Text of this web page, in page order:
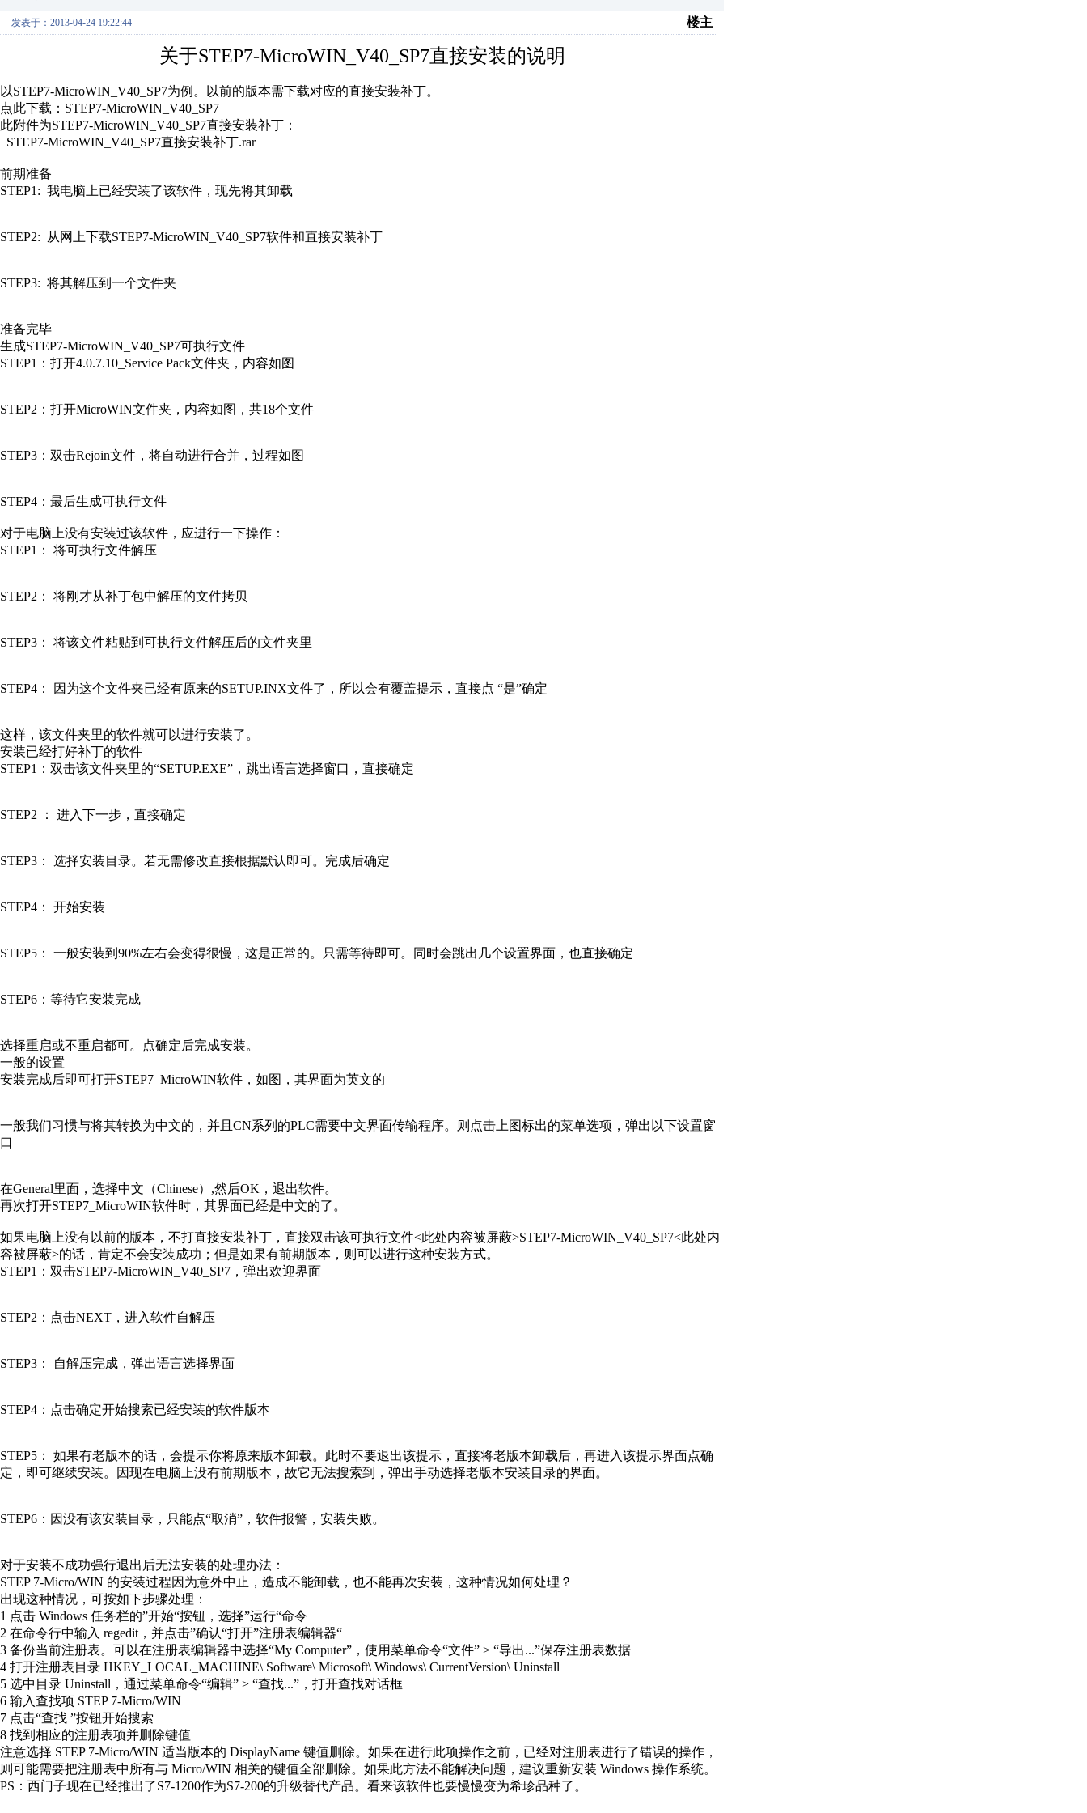
发表于：2013-04-24 19:22:44 楼主
关于STEP7-MicroWIN_V40_SP7直接安装的说明
以STEP7-MicroWIN_V40_SP7为例。以前的版本需下载对应的直接安装补丁。
点此下载：STEP7-MicroWIN_V40_SP7
此附件为STEP7-MicroWIN_V40_SP7直接安装补丁：
STEP7-MicroWIN_V40_SP7直接安装补丁.rar
前期准备
STEP1: 我电脑上已经安装了该软件，现先将其卸载
STEP2: 从网上下载STEP7-MicroWIN_V40_SP7软件和直接安装补丁
STEP3: 将其解压到一个文件夹
准备完毕
生成STEP7-MicroWIN_V40_SP7可执行文件
STEP1：打开4.0.7.10_Service Pack文件夹，内容如图
STEP2：打开MicroWIN文件夹，内容如图，共18个文件
STEP3：双击Rejoin文件，将自动进行合并，过程如图
STEP4：最后生成可执行文件
对于电脑上没有安装过该软件，应进行一下操作：
STEP1： 将可执行文件解压
STEP2： 将刚才从补丁包中解压的文件拷贝
STEP3： 将该文件粘贴到可执行文件解压后的文件夹里
STEP4： 因为这个文件夹已经有原来的SETUP.INX文件了，所以会有覆盖提示，直接点 “是”确定
这样，该文件夹里的软件就可以进行安装了。
安装已经打好补丁的软件
STEP1：双击该文件夹里的“SETUP.EXE”，跳出语言选择窗口，直接确定
STEP2 ： 进入下一步，直接确定
STEP3： 选择安装目录。若无需修改直接根据默认即可。完成后确定
STEP4： 开始安装
STEP5： 一般安装到90%左右会变得很慢，这是正常的。只需等待即可。同时会跳出几个设置界面，也直接确定
STEP6：等待它安装完成
选择重启或不重启都可。点确定后完成安装。
一般的设置
安装完成后即可打开STEP7_MicroWIN软件，如图，其界面为英文的
一般我们习惯与将其转换为中文的，并且CN系列的PLC需要中文界面传输程序。则点击上图标出的菜单选项，弹出以下设置窗
口
在General里面，选择中文（Chinese）,然后OK，退出软件。
再次打开STEP7_MicroWIN软件时，其界面已经是中文的了。
如果电脑上没有以前的版本，不打直接安装补丁，直接双击该可执行文件<此处内容被屏蔽>STEP7-MicroWIN_V40_SP7<此处内
容被屏蔽>的话，肯定不会安装成功；但是如果有前期版本，则可以进行这种安装方式。
STEP1：双击STEP7-MicroWIN_V40_SP7，弹出欢迎界面
STEP2：点击NEXT，进入软件自解压
STEP3： 自解压完成，弹出语言选择界面
STEP4：点击确定开始搜索已经安装的软件版本
STEP5： 如果有老版本的话，会提示你将原来版本卸载。此时不要退出该提示，直接将老版本卸载后，再进入该提示界面点确
定，即可继续安装。因现在电脑上没有前期版本，故它无法搜索到，弹出手动选择老版本安装目录的界面。
STEP6：因没有该安装目录，只能点“取消”，软件报警，安装失败。
对于安装不成功强行退出后无法安装的处理办法：
STEP 7-Micro/WIN 的安装过程因为意外中止，造成不能卸载，也不能再次安装，这种情况如何处理？
出现这种情况，可按如下步骤处理：
1 点击 Windows 任务栏的”开始“按钮，选择”运行“命令
2 在命令行中输入 regedit，并点击”确认“打开”注册表编辑器“
3 备份当前注册表。可以在注册表编辑器中选择“My Computer”，使用菜单命令“文件” > “导出...”保存注册表数据
4 打开注册表目录 HKEY_LOCAL_MACHINE\ Software\ Microsoft\ Windows\ CurrentVersion\ Uninstall
5 选中目录 Uninstall，通过菜单命令“编辑” > “查找...”，打开查找对话框
6 输入查找项 STEP 7-Micro/WIN
7 点击“查找 ”按钮开始搜索
8 找到相应的注册表项并删除键值
注意选择 STEP 7-Micro/WIN 适当版本的 DisplayName 键值删除。如果在进行此项操作之前，已经对注册表进行了错误的操作，
则可能需要把注册表中所有与 Micro/WIN 相关的键值全部删除。如果此方法不能解决问题，建议重新安装 Windows 操作系统。
PS：西门子现在已经推出了S7-1200作为S7-200的升级替代产品。看来该软件也要慢慢变为希珍品种了。